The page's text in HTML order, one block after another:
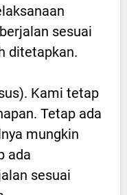
sesuai
ditetapkan.
Kami tetap
Tetap ada
mungkin
ada
sesuai